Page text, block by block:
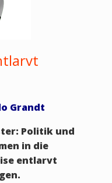
Grandt
Politik und
in die
entlarvt